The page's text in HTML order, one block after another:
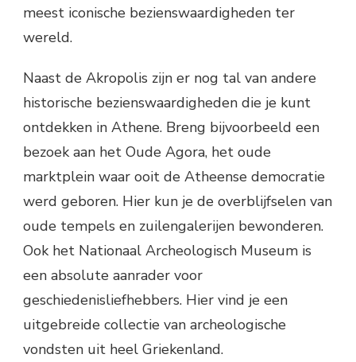
meest iconische bezienswaardigheden ter
wereld.
Naast de Akropolis zijn er nog tal van andere
historische bezienswaardigheden die je kunt
ontdekken in Athene. Breng bijvoorbeeld een
bezoek aan het Oude Agora, het oude
marktplein waar ooit de Atheense democratie
werd geboren. Hier kun je de overblijfselen van
oude tempels en zuilengalerijen bewonderen.
Ook het Nationaal Archeologisch Museum is
een absolute aanrader voor
geschiedenisliefhebbers. Hier vind je een
uitgebreide collectie van archeologische
vondsten uit heel Griekenland.